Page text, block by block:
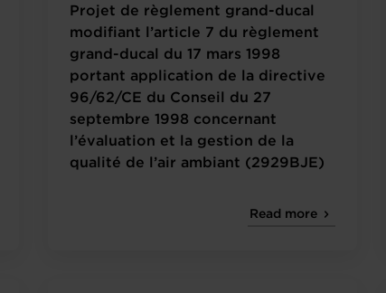
Projet de règlement grand-ducal
modifiant l’article 7 du règlement
grand-ducal du 17 mars 1998
portant application de la directive
96/62/CE du Conseil du 27
septembre 1998 concernant
l’évaluation et la gestion de la
qualité de l’air ambiant (2929BJE)
Read more